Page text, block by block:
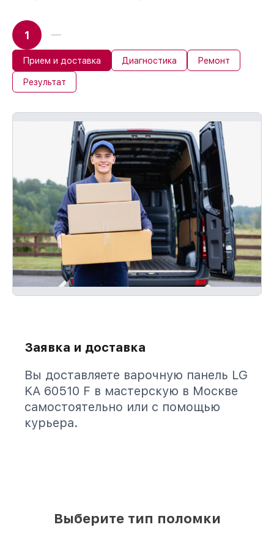
1
Прием и доставка Диагностика Ремонт
Результат
Заявка и доставка
Вы доставляете варочную панель LG
KA 60510 F в мастерскую в Москве
самостоятельно или с помощью
курьера.
Выберите тип поломки